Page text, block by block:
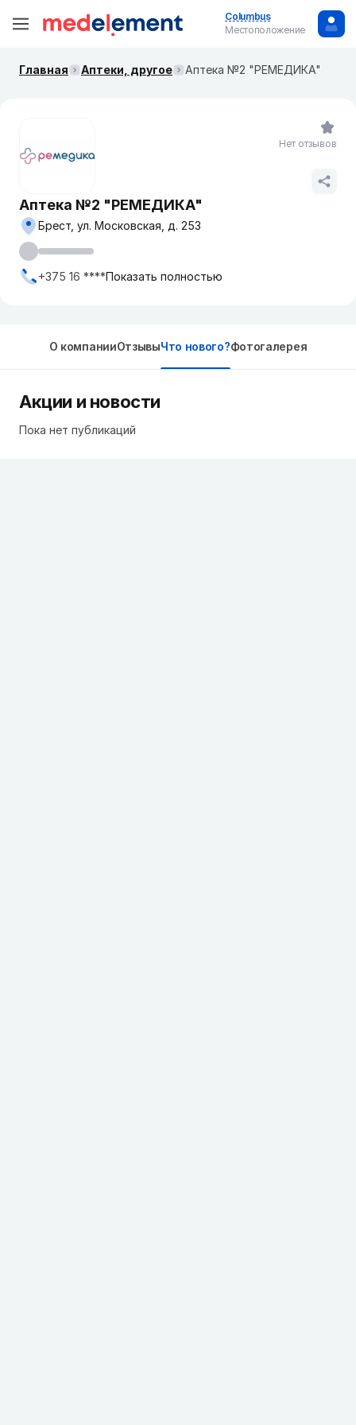
Columbus
Местоположение
Главная Аптеки, другое Аптека №2 "РЕМЕДИКА"
Аптека №2 "РЕМЕДИКА"
Брест, ул. Московская, д. 253
+375 16 ****Показать полностью
Нет отзывов
О компанииОтзывыЧто нового?Фотогалерея
Акции и новости
Пока нет публикаций